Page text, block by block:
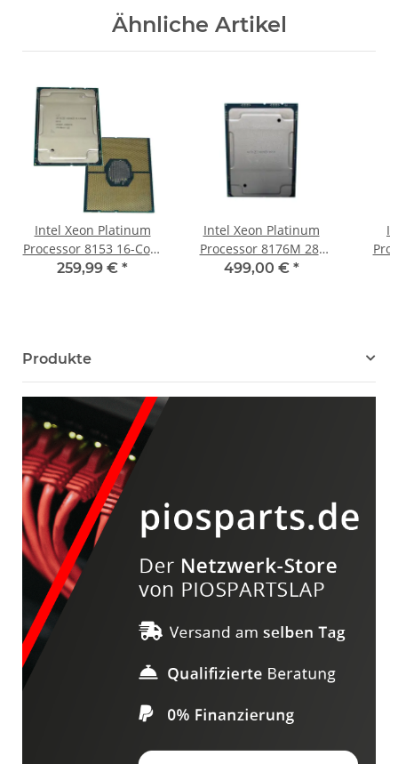
Ähnliche Artikel
Intel Xeon Platinum
Processor 8153 16-Core
22MB L3 Cache 2.0GHz
259,99 € *
Intel Xeon Platinum
Processor 8176M 28-
Core 38,5MB L3 Cache
499,00 € *
Produkte